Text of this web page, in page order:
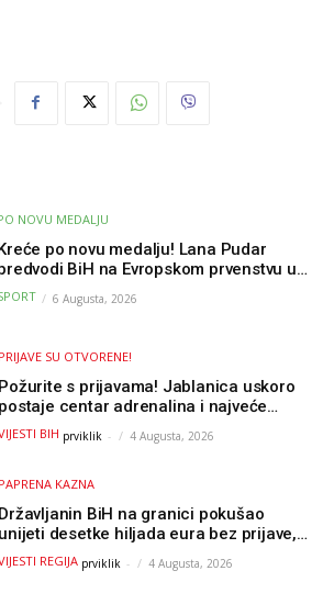
NOVU MEDALJU
po novu medalju! Lana Pudar
BiH na Evropskom prvenstvu u
6 Augusta, 2026
PRIJAVE SU OTVORENE!
Požurite s prijavama! Jablanica uskoro
postaje centar adrenalina i najveće
avanture ovog ljeta
BIH prviklik - 4 Augusta, 2026
PAPRENA KAZNA
Državljanin BiH na granici pokušao
unijeti desetke hiljada eura bez prijave,
“paprena” kazna
REGIJA prviklik - 4 Augusta, 2026